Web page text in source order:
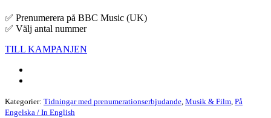
✅ Prenumerera på BBC Music (UK)
✅ Välj antal nummer
TILL KAMPANJEN
Kategorier: Tidningar med prenumerationserbjudande Musik & Film På
Engelska / In English